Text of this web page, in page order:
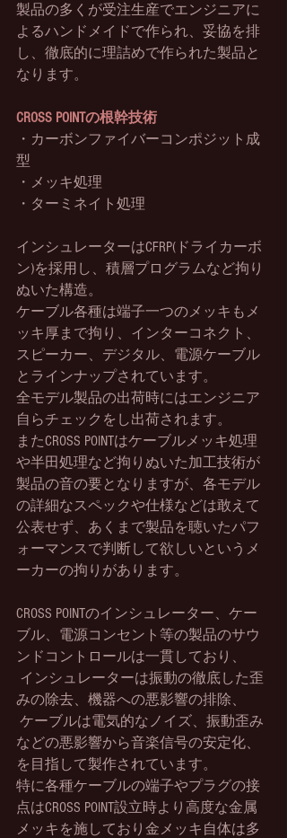
製品の多くが受注生産でエンジニアに
よるハンドメイドで作られ、妥協を排
し、徹底的に理詰めで作られた製品と
なります。
CROSS POINTの根幹技術
・カーボンファイバーコンポジット成
型
・メッキ処理
・ターミネイト処理
インシュレーターはCFRP(ドライカーボ
ン)を採用し、積層プログラムなど拘り
ぬいた構造。
ケーブル各種は端子一つのメッキもメ
ッキ厚まで拘り、インターコネクト、
スピーカー、デジタル、電源ケーブル
とラインナップされています。
全モデル製品の出荷時にはエンジニア
自らチェックをし出荷されます。
またCROSS POINTはケーブルメッキ処理
や半田処理など拘りぬいた加工技術が
製品の音の要となりますが、各モデル
の詳細なスペックや仕様などは敢えて
公表せず、あくまで製品を聴いたパフ
ォーマンスで判断して欲しいというメ
ーカーの拘りがあります。
CROSS POINTのインシュレーター、ケー
ブル、電源コンセント等の製品のサウ
ンドコントロールは一貫しており、
インシュレーターは振動の徹底した歪
みの除去、機器への悪影響の排除、
ケーブルは電気的なノイズ、振動歪み
などの悪影響から音楽信号の安定化、
を目指して製作されています。
特に各種ケーブルの端子やプラグの接
点はCROSS POINT設立時より高度な金属
メッキを施しており金メッキ自体は多